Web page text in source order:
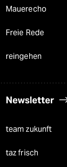
Mauerecho
Freie Rede
reingehen
Newsletter
team zukunft
taz frisch